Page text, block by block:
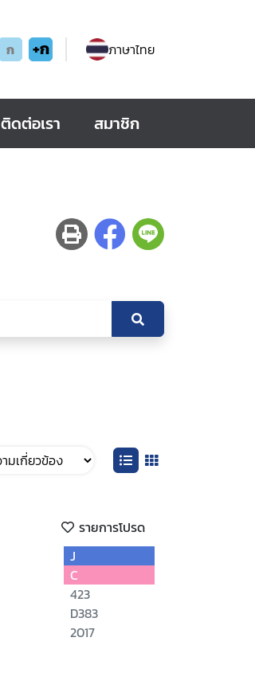
ก +ก ภาษาไทย
ติดต่อเรา สมาชิก
รายการโปรด
J
C
423
D383
2017